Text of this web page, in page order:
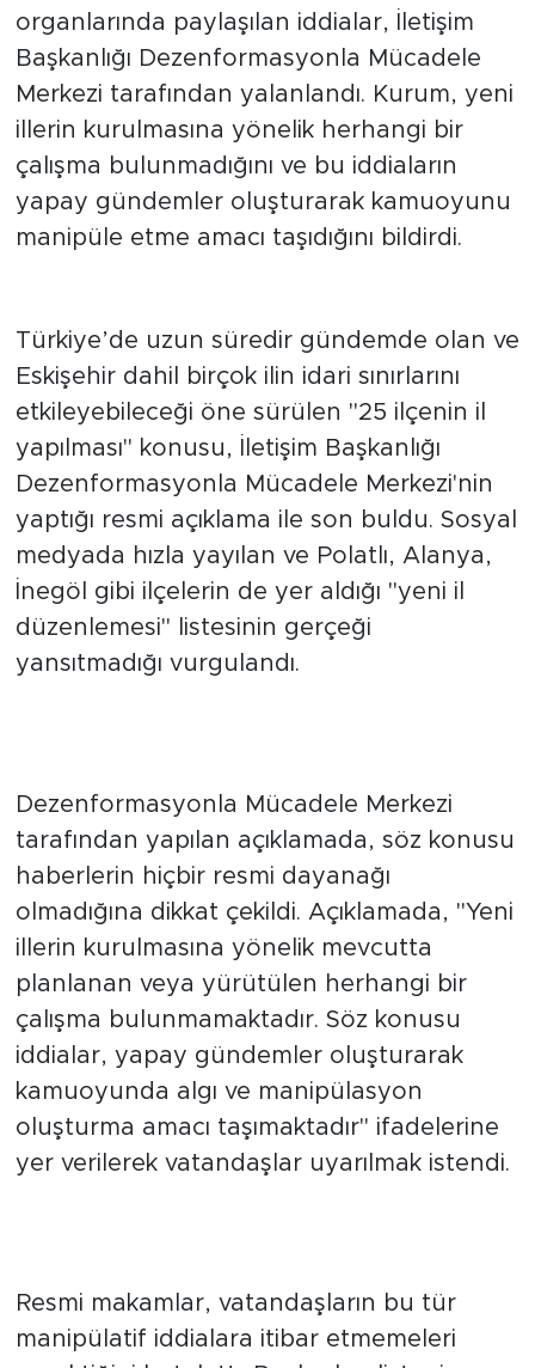
organlarında paylaşılan iddialar, İletişim
Başkanlığı Dezenformasyonla Mücadele
Merkezi tarafından yalanlandı. Kurum, yeni
illerin kurulmasına yönelik herhangi bir
çalışma bulunmadığını ve bu iddiaların
yapay gündemler oluşturarak kamuoyunu
manipüle etme amacı taşıdığını bildirdi.
Türkiye’de uzun süredir gündemde olan ve
Eskişehir dahil birçok ilin idari sınırlarını
etkileyebileceği öne sürülen "25 ilçenin il
yapılması" konusu, İletişim Başkanlığı
Dezenformasyonla Mücadele Merkezi'nin
yaptığı resmi açıklama ile son buldu. Sosyal
medyada hızla yayılan ve Polatlı, Alanya,
İnegöl gibi ilçelerin de yer aldığı "yeni il
düzenlemesi" listesinin gerçeği
yansıtmadığı vurgulandı.
Dezenformasyonla Mücadele Merkezi
tarafından yapılan açıklamada, söz konusu
haberlerin hiçbir resmi dayanağı
olmadığına dikkat çekildi. Açıklamada, "Yeni
illerin kurulmasına yönelik mevcutta
planlanan veya yürütülen herhangi bir
çalışma bulunmamaktadır. Söz konusu
iddialar, yapay gündemler oluşturarak
kamuoyunda algı ve manipülasyon
oluşturma amacı taşımaktadır" ifadelerine
yer verilerek vatandaşlar uyarılmak istendi.
Resmi makamlar, vatandaşların bu tür
manipülatif iddialara itibar etmemeleri